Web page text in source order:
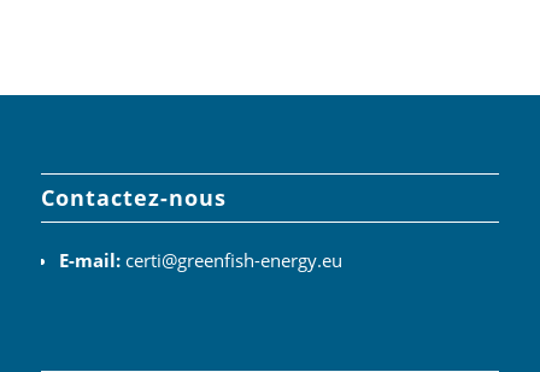
Contactez-nous
E-mail: certi@greenfish-energy.eu